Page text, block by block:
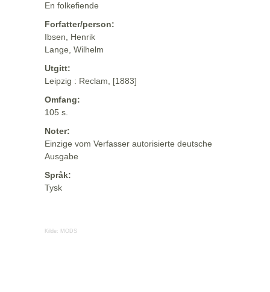
En folkefiende
Forfatter/person:
Ibsen, Henrik
Lange, Wilhelm
Utgitt:
Leipzig : Reclam, [1883]
Omfang:
105 s.
Noter:
Einzige vom Verfasser autorisierte deutsche
Ausgabe
Språk:
Tysk
Kilde: MODS